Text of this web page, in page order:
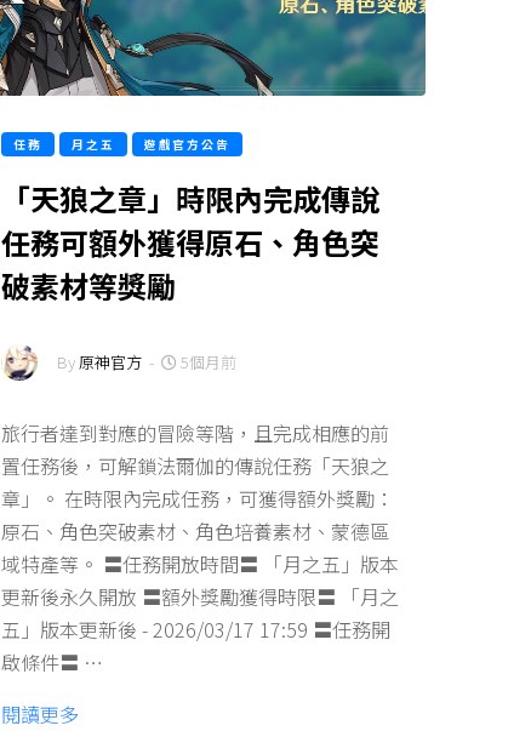
任務 月之五 遊戲官方公告
「天狼之章」時限內完成傳說
任務可額外獲得原石、角色突
破素材等獎勵
By原神官方 - 5個月前
旅行者達到對應的冒險等階，且完成相應的前
置任務後，可解鎖法爾伽的傳說任務「天狼之
章」。 在時限內完成任務，可獲得額外獎勵：
原石、角色突破素材、角色培養素材、蒙德區
域特產等。 〓任務開放時間〓 「月之五」版本
更新後永久開放 〓額外獎勵獲得時限〓 「月之
五」版本更新後 - 2026/03/17 17:59 〓任務開
啟條件〓 …
閱讀更多